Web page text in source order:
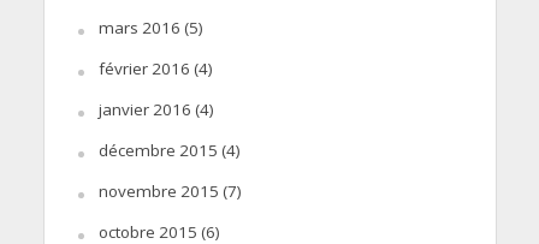
mars 2016 (5)
février 2016 (4)
janvier 2016 (4)
décembre 2015 (4)
novembre 2015 (7)
octobre 2015 (6)